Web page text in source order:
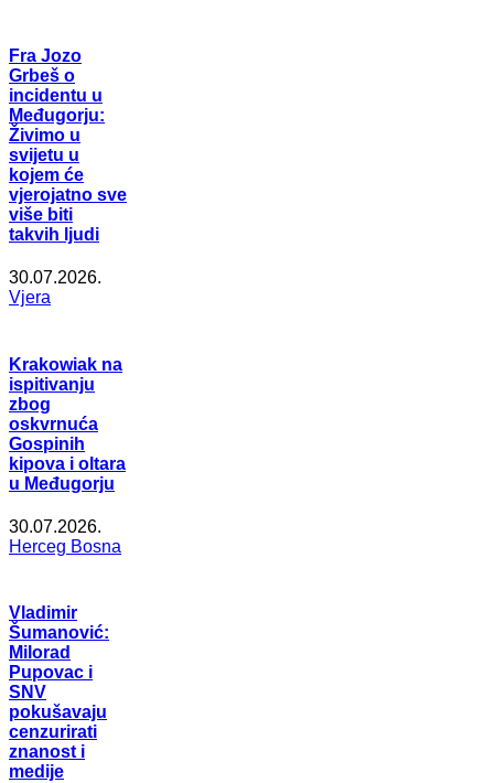
Fra Jozo
Grbeš o
incidentu u
Međugorju:
Živimo u
svijetu u
kojem će
vjerojatno sve
više biti
takvih ljudi
30.07.2026.
Vjera
Krakowiak na
ispitivanju
zbog
oskvrnuća
Gospinih
kipova i oltara
u Međugorju
30.07.2026.
Herceg Bosna
Vladimir
Šumanović:
Milorad
Pupovac i
SNV
pokušavaju
cenzurirati
znanost i
medije